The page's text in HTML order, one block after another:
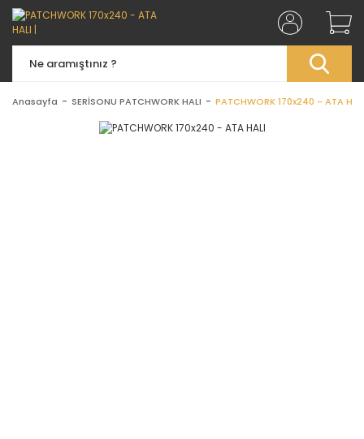
Anasayfa SERİSONU PATCHWORK HALI PATCHWORK 170x240 - ATA